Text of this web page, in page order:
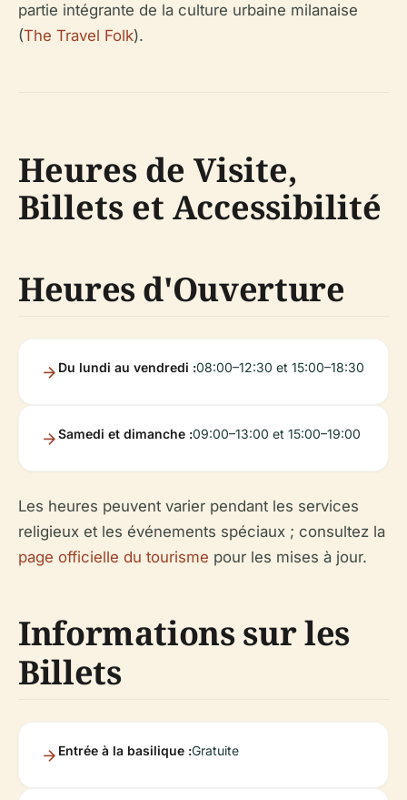
partie intégrante de la culture urbaine milanaise
(The Travel Folk).
Heures de Visite,
Billets et Accessibilité
Heures d'Ouverture
Du lundi au vendredi :08:00–12:30 et 15:00–18:30
Samedi et dimanche :09:00–13:00 et 15:00–19:00
Les heures peuvent varier pendant les services
religieux et les événements spéciaux ; consultez la
page officielle du tourisme pour les mises à jour.
Informations sur les
Billets
Entrée à la basilique :Gratuite